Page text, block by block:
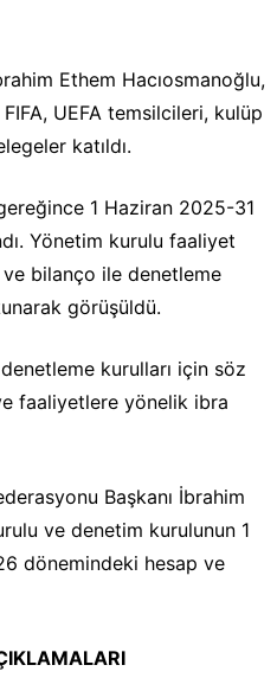
Ethem Hacıosmanoğlu,
UEFA temsilcileri, kulüp
katıldı.
1 Haziran 2025-31
Yönetim kurulu faaliyet
bilanço ile denetleme
görüşüldü.
kurulları için söz
faaliyetlere yönelik ibra
Başkanı İbrahim
ve denetim kurulunun 1
dönemindeki hesap ve